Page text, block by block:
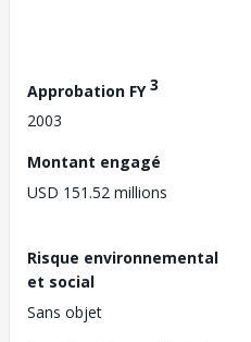
Approbation FY3
2003
Montant engagé
USD 151.52 millions
Risque environnemental
et social
Sans objet